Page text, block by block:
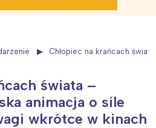
Chłopiec na krańcach
świata –
animacja o sile
wkrótce w kinach